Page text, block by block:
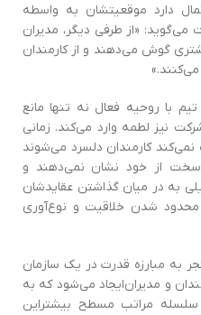
دارد موقعیتشان به واسطه
می‌گوید‌: «از طرفی دیگر، مدیران
گوش می‌دهند و از کارمندان
با روحیه فعال نه تنها مانع
نیز لطمه وارد می‌کند‌. زمانی
کارمندان دلسرد می‌شوند
سخت از خود نشان نمی‌دهند و
به در میان گذاشتن عقایدشان
شدن خلاقیت و نوع‌آوری
به مبارزه قدرت در یک سازمان
و مدیران‌ايجاد می‌شود که به
سلسله مراتب مسطح بیشتر‌اين